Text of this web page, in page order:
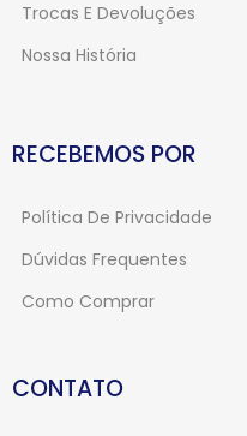
Trocas E Devoluções
Nossa História
RECEBEMOS POR
Política De Privacidade
Dúvidas Frequentes
Como Comprar
CONTATO